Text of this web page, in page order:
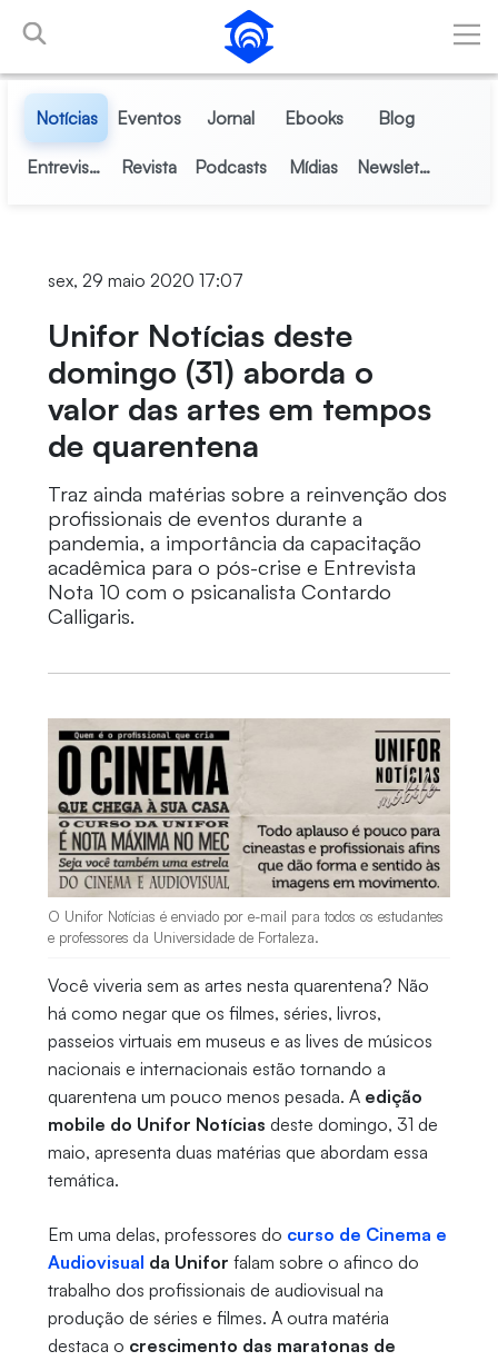
Pular para o Conteúdo principal
Notícias Eventos Jornal Ebooks Blog
Entrevistas Revista Podcasts Mídias Newsletter
sex, 29 maio 2020 17:07
Unifor Notícias deste
domingo (31) aborda o
valor das artes em tempos
de quarentena
Traz ainda matérias sobre a reinvenção dos
profissionais de eventos durante a
pandemia, a importância da capacitação
acadêmica para o pós-crise e Entrevista
Nota 10 com o psicanalista Contardo
Calligaris.
O Unifor Notícias é enviado por e-mail para todos os estudantes
e professores da Universidade de Fortaleza.
Você viveria sem as artes nesta quarentena? Não
há como negar que os filmes, séries, livros,
passeios virtuais em museus e as lives de músicos
nacionais e internacionais estão tornando a
quarentena um pouco menos pesada. A edição
mobile do Unifor Notícias deste domingo, 31 de
maio, apresenta duas matérias que abordam essa
temática.
Em uma delas, professores do curso de Cinema e
Audiovisual da Unifor falam sobre o afinco do
trabalho dos profissionais de audiovisual na
produção de séries e filmes. A outra matéria
destaca o crescimento das maratonas de